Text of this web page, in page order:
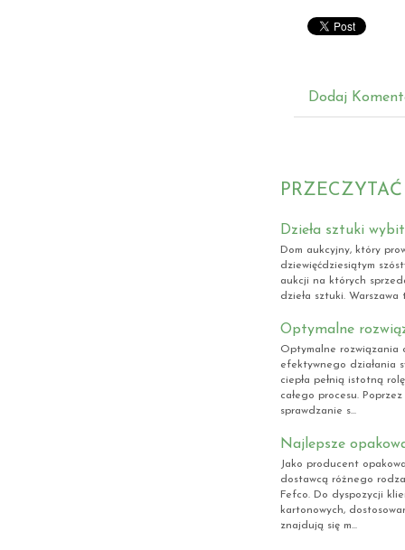
Dodaj
Dzieła sztuki
Dom aukcyjny, który
dziewięćdziesiątym
aukcji na których
dzieła sztuki.
Optymalne
Optymalne rozwiązania
efektywnego działania
ciepła pełnią istotną
całego procesu.
sprawdzanie s...
Najlepsze
Jako producent
dostawcą różnego
Fefco. Do dyspozycji
kartonowych,
znajdują się m...